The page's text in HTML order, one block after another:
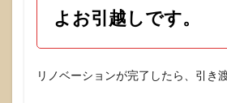
よお引越しです。
リノベーションが完了したら、引き